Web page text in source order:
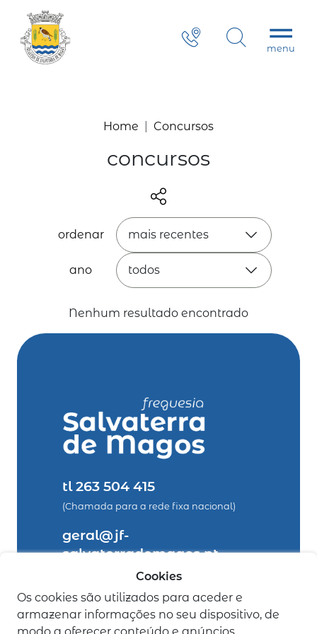
Home Concursos
concursos
ordenar mais recentes
ano todos
Nenhum resultado encontrado
tl 263 504 415
(Chamada para a rede fixa nacional)
geral@jf-
salvaterrademagos.pt
legais
Política de Privacidade
Cookies
Os cookies são utilizados para aceder e
armazenar informações no seu dispositivo, de